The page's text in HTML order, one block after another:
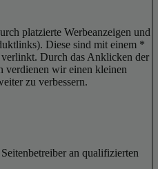
platzierte Werbeanzeigen und
Diese sind mit einem *
Durch das Anklicken der
verdienen wir einen kleinen
zu verbessern.
an qualifizierten